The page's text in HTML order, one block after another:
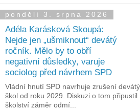
pondělí 3. srpna 2026
Adéla Karásková Skoupá:
Nejde jen „ušmiknout“ devátý
ročník. Mělo by to obří
negativní důsledky, varuje
sociolog před návrhem SPD
Vládní hnutí SPD navrhuje zrušení
škol od roku 2029. Diskuzi o tom připustil
školství záměr odmí...